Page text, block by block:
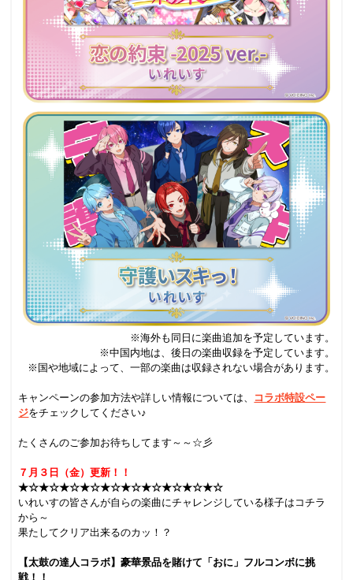
※海外も同日に楽曲追加を予定しています。
※中国内地は、後日の楽曲収録を予定しています。
※国や地域によって、一部の楽曲は収録されない場合があります。
キャンペーンの参加方法や詳しい情報については、
コラボ特設ペー
ジをチェックしてください♪
たくさんのご参加お待ちしてます～～☆彡
７月３日（金）更新！！
★☆★☆★☆★☆★☆★☆★☆★☆★☆★☆
いれいすの皆さんが自らの楽曲にチャレンジしている様子はコチラ
から～
果たしてクリア出来るのカッ！？
【太鼓の達人コラボ】豪華景品を賭けて「おに」フルコンボに挑
戦！！